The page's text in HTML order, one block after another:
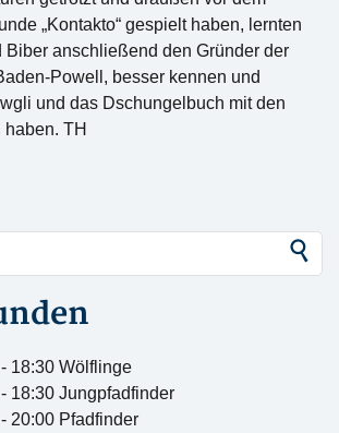
„Kontakto“ gespielt haben, lernten
Biber anschließend den Gründer der
Powell, besser kennen und
und das Dschungelbuch mit den
TH
18:30 Wölflinge
18:30 Jungpfadfinder
20:00 Pfadfinder